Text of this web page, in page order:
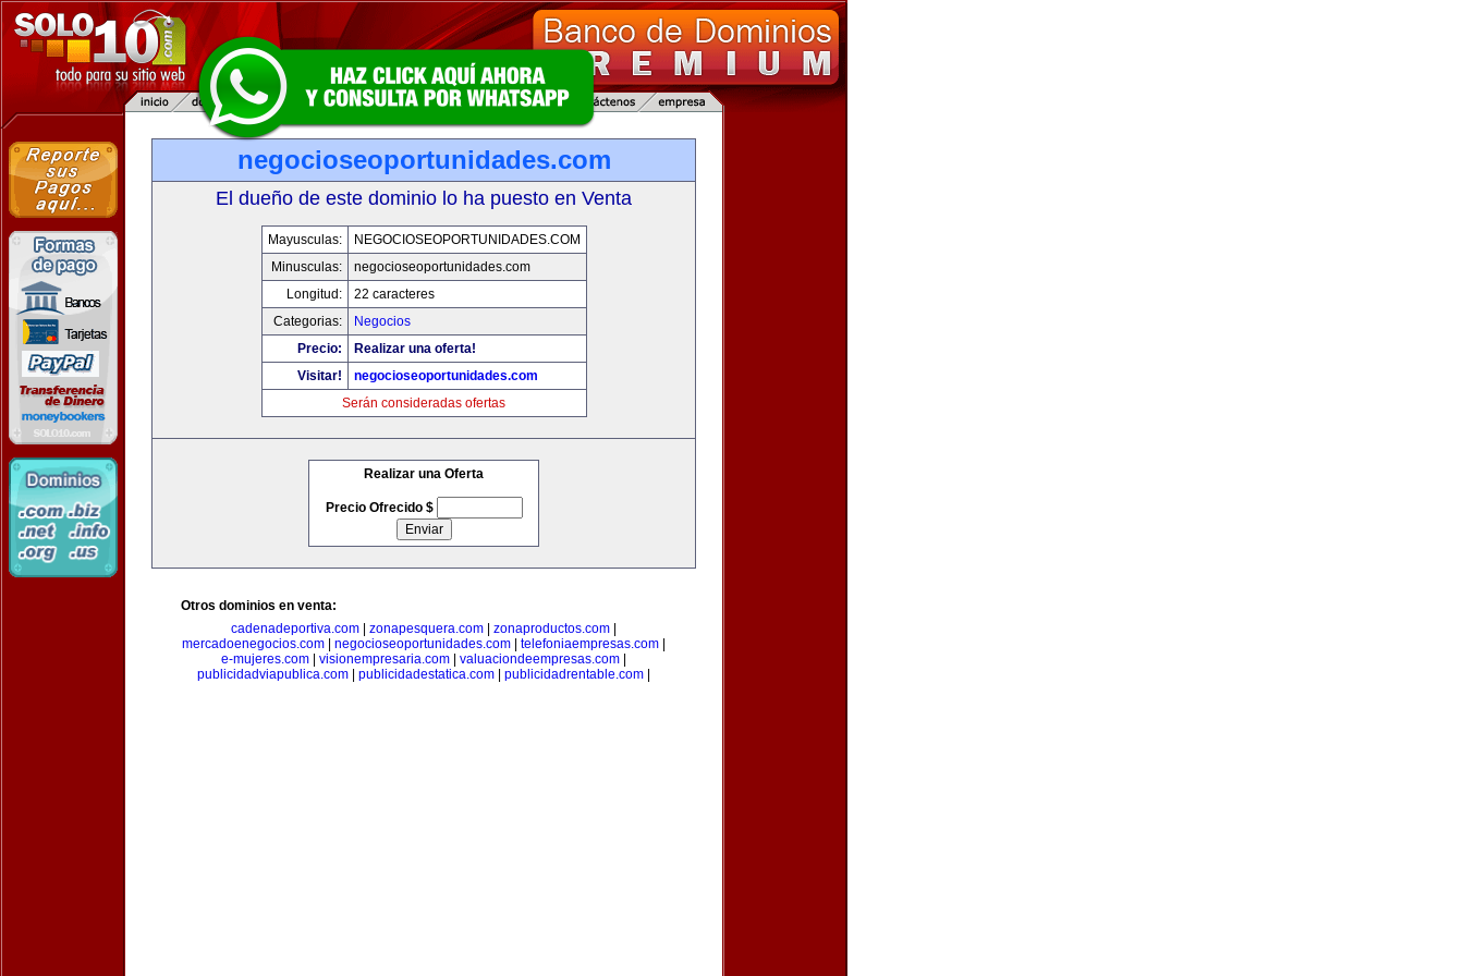
negocioseoportunidades.com
El dueño de este dominio lo ha puesto en Venta
Mayusculas:
NEGOCIOSEOPORTUNIDADES.COM
Minusculas:
negocioseoportunidades.com
Longitud:
22 caracteres
Categorias:
Negocios
Precio:
Realizar una oferta!
Visitar!
negocioseoportunidades.com
Serán consideradas ofertas
Realizar una Oferta
Precio Ofrecido $
Otros dominios en venta:
cadenadeportiva.com
zonapesquera.com zonaproductos.com
mercadoenegocios.com
negocioseoportunidades.com telefoniaempresas.com
e-mujeres.com
visionempresaria.com valuaciondeempresas.com
publicidadviapublica.com
publicidadestatica.com publicidadrentable.com